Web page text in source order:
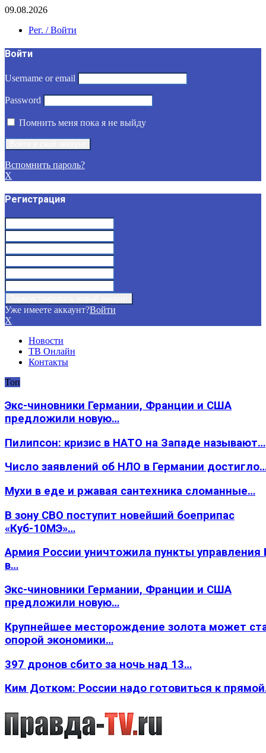
09.08.2026
Рег. / Войти
Войти
Username or email
Password
Помнить меня пока я не выйду
Вспомнить пароль?
X
Регистрация
Уже имеете аккаунт?Войти
X
Новости
ТВ Онлайн
Контакты
Топ
Экс-чиновники Германии, Франции и США
предложили новую…
Пилипсон: кризис в НАТО на Западе называют…
Число заявлений об НЛО в Германии
Мухи в еде и ржавая сантехника сломанные…
В зону СВО поступит новейший боеприпас
«Куб-10МЭ»…
Армия России уничтожила пункты
в…
Экс-чиновники Германии, Франции и США
предложили новую…
Крупнейшее месторождение золота может
опорой экономики…
397 дронов сбито за ночь над 13…
Ким Дотком: России надо готовиться к